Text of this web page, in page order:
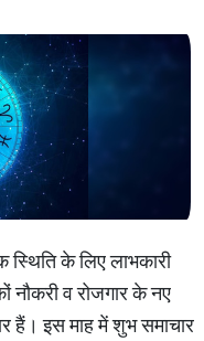
के लिए लाभकारी
नौकरी व रोजगार के नए
हैं। इस माह में शुभ समाचार